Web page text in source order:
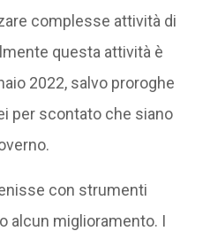
complesse attività di
questa attività è
2022, salvo proroghe
per scontato che siano
con strumenti
alcun miglioramento. I